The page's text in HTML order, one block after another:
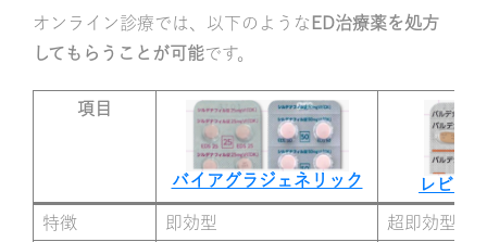
オンライン診療では、以下のような ED治療薬を処方
してもらうことが可能です。
項目
バイアグラジェネリック レビト
特徴 即効型 超即効型